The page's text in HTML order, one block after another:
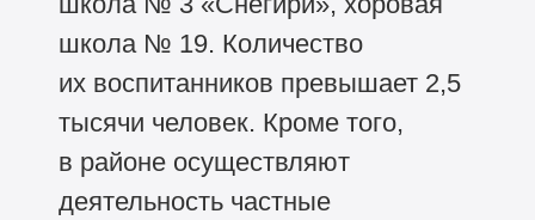
школа № 19. Количество
их воспитанников превышает 2,5
тысячи человек. Кроме того,
в районе осуществляют
деятельность частные